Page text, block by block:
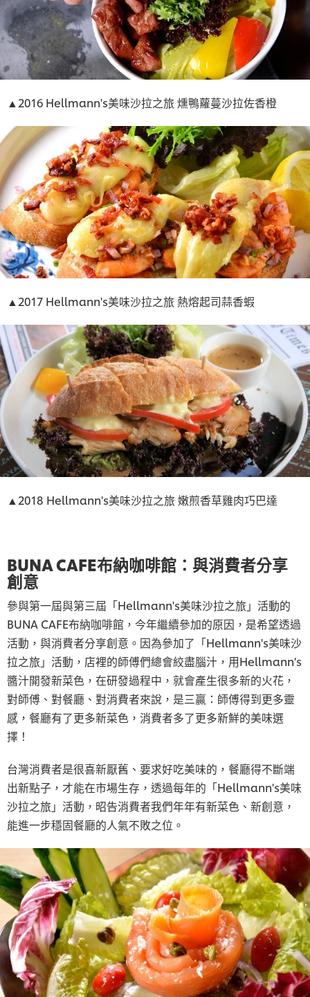
▲2016 Hellmann's美味沙拉之旅 燻鴨蘿蔓沙拉佐香橙
▲2017 Hellmann's美味沙拉之旅 熱熔起司蒜香蝦
▲2018 Hellmann's美味沙拉之旅 嫩煎香草雞肉巧巴達
BUNA CAFE布納咖啡館：與消費者分享
創意
參與第一屆與第三屆「Hellmann's美味沙拉之旅」活動的
BUNA CAFE布納咖啡館，今年繼續參加的原因，是希望透過
活動，與消費者分享創意。因為參加了「Hellmann's美味沙
拉之旅」活動，店裡的師傅們總會絞盡腦汁，用Hellmann's
醬汁開發新菜色，在研發過程中，就會產生很多新的火花，
對師傅、對餐廳、對消費者來說，是三贏：師傅得到更多靈
感，餐廳有了更多新菜色，消費者多了更多新鮮的美味選
擇！
台灣消費者是很喜新厭舊、要求好吃美味的，餐廳得不斷端
出新點子，才能在市場生存，透過每年的「Hellmann's美味
沙拉之旅」活動，昭告消費者我們年年有新菜色、新創意，
能進一步穩固餐廳的人氣不敗之位。